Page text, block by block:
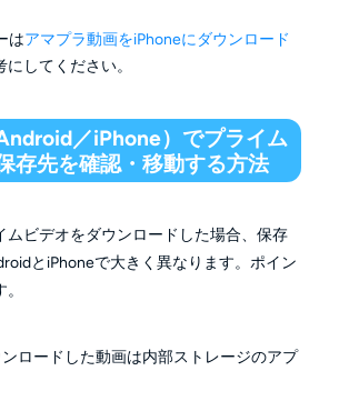
はアマプラ動画をiPhoneにダウンロード
にしてください。
／iPhone）でプライム
存先を確認・移動する方法
ムビデオをダウンロードした場合、保存
とiPhoneで大きく異なります。ポイン
ロードした動画は内部ストレージのアプ